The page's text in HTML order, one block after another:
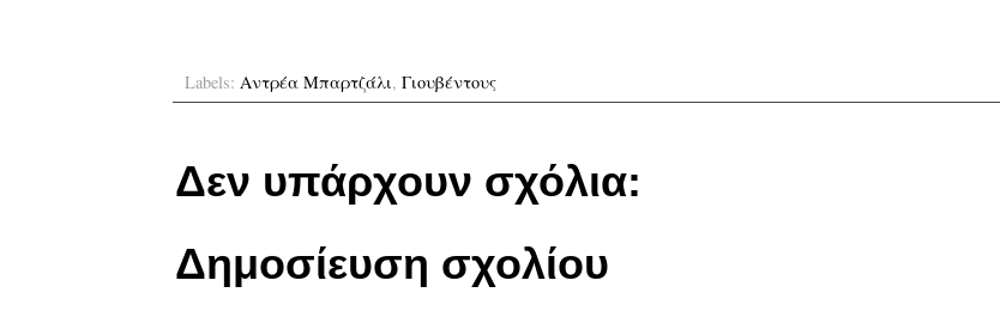
Labels: Αντρέα Μπαρτζάλι, Γιουβέντους
Δεν υπάρχουν σχόλια:
Δημοσίευση σχολίου